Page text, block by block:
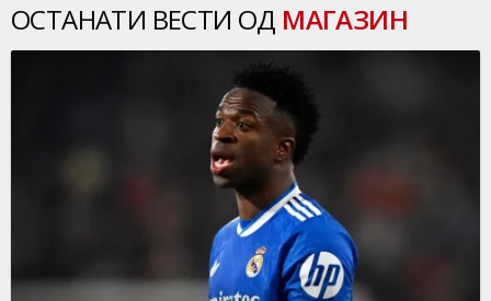
ОСТАНАТИ ВЕСТИ ОД МАГАЗИН